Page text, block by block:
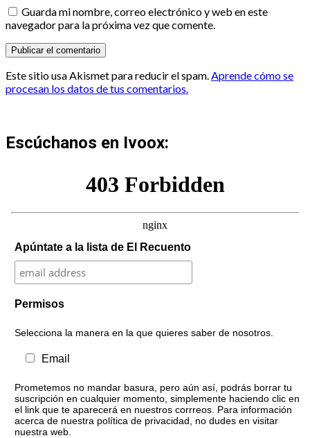
Guarda mi nombre, correo electrónico y web en este
navegador para la próxima vez que comente.
Este sitio usa Akismet para reducir el spam.Aprende cómo se
procesan los datos de tus comentarios.
Escúchanos en Ivoox:
Apúntate a la lista de El Recuento
Permisos
Selecciona la manera en la que quieres saber de nosotros.
Email
Prometemos no mandar basura, pero aún así, podrás borrar tu
suscripción en cualquier momento, simplemente haciendo clic en
el link que te aparecerá en nuestros corrreos. Para información
acerca de nuestra política de privacidad, no dudes en visitar
nuestra web.